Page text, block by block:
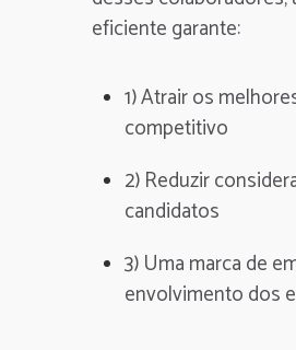
eficiente garante:
1) Atrair os
competitivo
2) Reduzir
candidatos
3) Uma marca de
envolvimento dos